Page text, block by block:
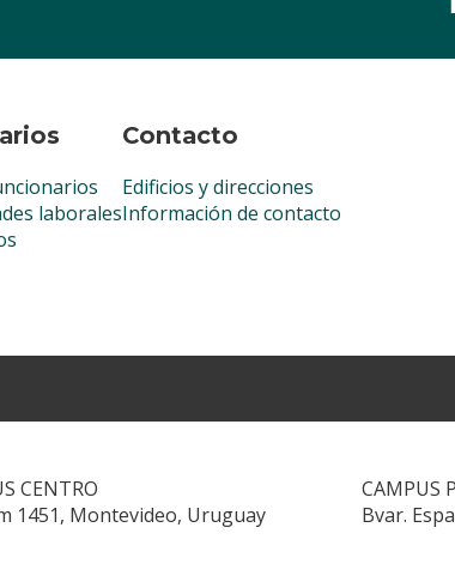
laborales
Contacto
Edificios y direcciones
Información de contacto
CENTRO
1451, Montevideo, Uruguay
CAMPUS
Bvar.